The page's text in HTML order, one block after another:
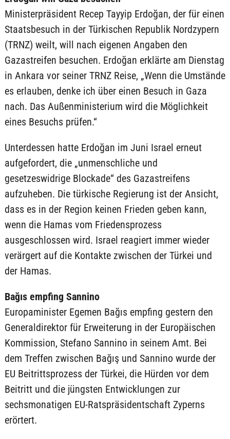
Ministerpräsident Recep Tayyip Erdoğan, der für einen
Staatsbesuch in der Türkischen Republik Nordzypern
(TRNZ) weilt, will nach eigenen Angaben den
Gazastreifen besuchen. Erdoğan erklärte am Dienstag
in Ankara vor seiner TRNZ Reise, „Wenn die Umstände
es erlauben, denke ich über einen Besuch in Gaza
nach. Das Außenministerium wird die Möglichkeit
eines Besuchs prüfen.“
Unterdessen hatte Erdoğan im Juni Israel erneut
aufgefordert, die „unmenschliche und
gesetzeswidrige Blockade“ des Gazastreifens
aufzuheben. Die türkische Regierung ist der Ansicht,
dass es in der Region keinen Frieden geben kann,
wenn die Hamas vom Friedensprozess
ausgeschlossen wird. Israel reagiert immer wieder
verärgert auf die Kontakte zwischen der Türkei und
der Hamas.
Bağıs empfing Sannino
Europaminister Egemen Bağıs empfing gestern den
Generaldirektor für Erweiterung in der Europäischen
Kommission, Stefano Sannino in seinem Amt. Bei
dem Treffen zwischen Bağış und Sannino wurde der
EU Beitrittsprozess der Türkei, die Hürden vor dem
Beitritt und die jüngsten Entwicklungen zur
sechsmonatigen EU-Ratspräsidentschaft Zyperns
erörtert.